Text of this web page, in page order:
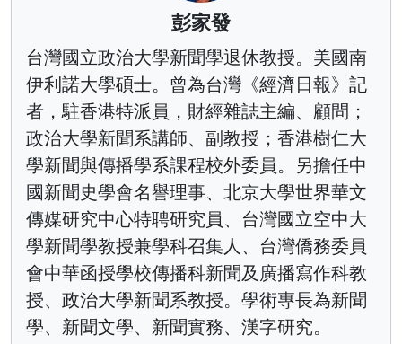
彭家發
台灣國立政治大學新聞學退休教授。美國南
伊利諾大學碩士。曾為台灣《經濟日報》記
者，駐香港特派員，財經雜誌主編、顧問；
政治大學新聞系講師、副教授；香港樹仁大
學新聞與傳播學系課程校外委員。另擔任中
國新聞史學會名譽理事、北京大學世界華文
傳媒研究中心特聘研究員、台灣國立空中大
學新聞學教授兼學科召集人、台灣僑務委員
會中華函授學校傳播科新聞及廣播寫作科教
授、政治大學新聞系教授。學術專長為新聞
學、新聞文學、新聞實務、漢字研究。